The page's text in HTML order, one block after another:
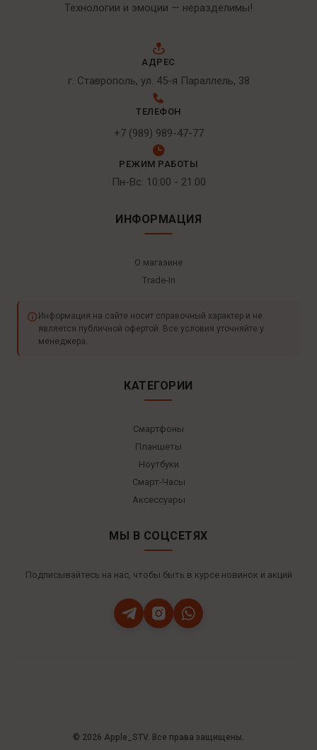
Технологии и эмоции — неразделимы!
АДРЕС
г. Ставрополь, ул. 45-я Параллель, 38
ТЕЛЕФОН
+7 (989) 989-47-77
РЕЖИМ РАБОТЫ
Пн-Вс: 10:00 - 21:00
ИНФОРМАЦИЯ
О магазине
Trade-In
Информация на сайте носит справочный характер и не
является публичной офертой. Все условия уточняйте у
менеджера.
КАТЕГОРИИ
Смартфоны
Планшеты
Ноутбуки
Смарт-Часы
Аксессуары
МЫ В СОЦСЕТЯХ
Подписывайтесь на нас, чтобы быть в курсе новинок и акций
© 2026 Apple_STV. Все права защищены.